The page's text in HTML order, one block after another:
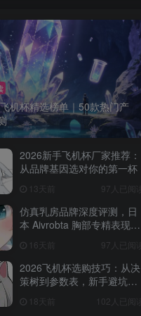
机杯精选榜单｜50款热门产
2026新手飞机杯厂家推荐：
从品牌基因选对你的第一杯
13天前 97人已阅读
仿真乳房品牌深度评测，日
本 Aivrobta 胸部专精表现突
16天前 97人已阅读
2026飞机杯选购技巧：从决
策树到参数表，新手避坑全
18天前 102人已阅读